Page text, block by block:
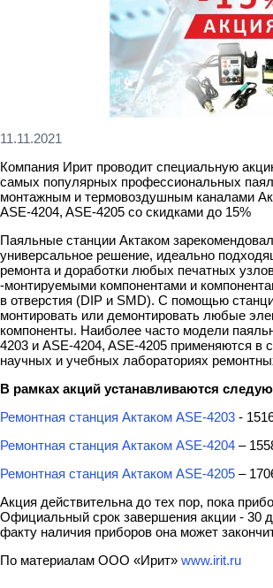
11.11.2021
Компания Ирит проводит специальную
самых популярных профессиональных
монтажным и термовоздушным каналами
ASE-4204, ASE-4205 со скидками до 15%
Паяльные станции Актаком
универсальное решение, идеально
ремонта и доработки любых печатных
-монтируемыми компонентами и
в отверстия (DIP и SMD). С помощью
монтировать или демонтировать любые
компоненты. Наиболее часто модели
4203 и ASE-4204, ASE-4205 применяются в
научных и учебных лабораториях
В рамках акций устанавливаются
Ремонтная станция Актаком ASE-4203 -
Ремонтная станция Актаком ASE-4204 –
Ремонтная станция Актаком ASE-4205 –
Акция действительна до тех пор, пока
Официальный срок завершения акции - 30
факту наличия приборов она может
По материалам ООО «Ирит» www.irit.ru